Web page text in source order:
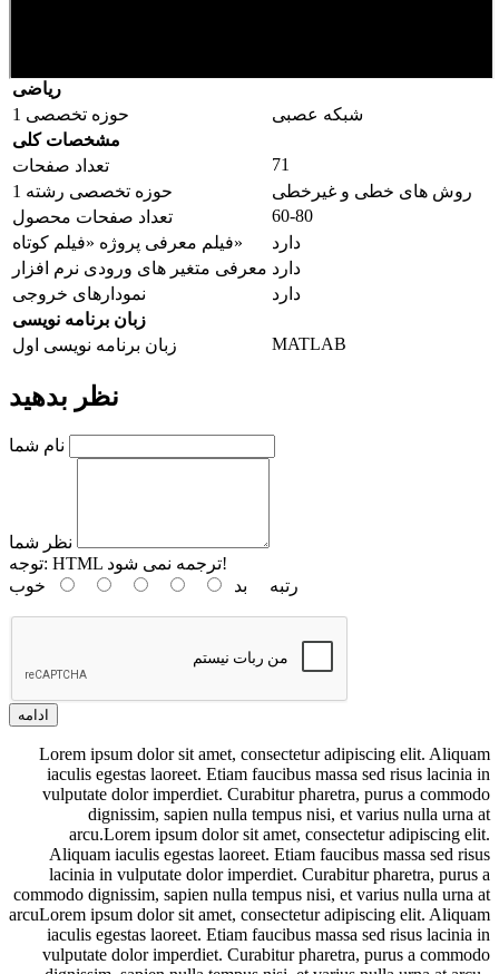
ریاضی
حوزه تخصصی 1
شبکه عصبی
مشخصات کلی
تعداد صفحات
71
حوزه تخصصی رشته 1
روش های خطی و غیرخطی
تعداد صفحات محصول
60-80
فیلم معرفی پروژه «فیلم کوتاه»
دارد
معرفی متغیر های ورودی نرم افزار دارد
نمودارهای خروجی
دارد
زبان برنامه نویسی
زبان برنامه نویسی اول
MATLAB
نظر بدهید
نام شما
نظر شما
توجه:
HTML ترجمه نمی شود!
رتبه بد خوب
ادامه
Lorem ipsum dolor sit amet, consectetur adipiscing elit. Aliquam
iaculis egestas laoreet. Etiam faucibus massa sed risus lacinia in
vulputate dolor imperdiet. Curabitur pharetra, purus a commodo
dignissim, sapien nulla tempus nisi, et varius nulla urna at
arcu.Lorem ipsum dolor sit amet, consectetur adipiscing elit.
Aliquam iaculis egestas laoreet. Etiam faucibus massa sed risus
lacinia in vulputate dolor imperdiet. Curabitur pharetra, purus a
commodo dignissim, sapien nulla tempus nisi, et varius nulla urna at
arcuLorem ipsum dolor sit amet, consectetur adipiscing elit. Aliquam
iaculis egestas laoreet. Etiam faucibus massa sed risus lacinia in
vulputate dolor imperdiet. Curabitur pharetra, purus a commodo